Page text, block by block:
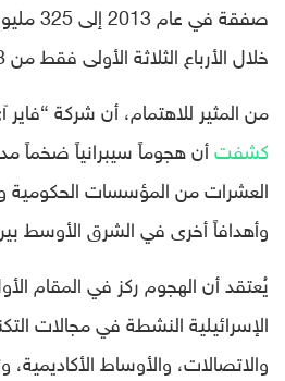
خلال الأرباع الثلاثة الأولى فقط من 2018.
من المثير للاهتمام، أن شركة “فاير
كشفتأن هجوماً سيبرانياً ضخماً
العشرات من المؤسسات الحكومية
وأهدافاً أخرى في الشرق الأوسط بين عامي
يُعتقد أن الهجوم ركز في المقام
الإسرائيلية النشطة في مجالات
والاتصالات، والأوساط الأكاديمية،